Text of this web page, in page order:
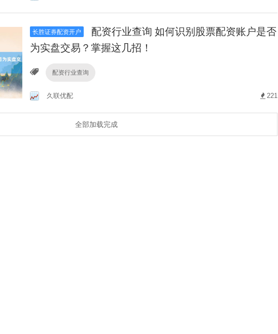
长胜证券配资开户
配资行业查询 如何识别股票配资账户是否
为实盘交易？掌握这几招！
配资行业查询
久联优配 221
全部加载完成